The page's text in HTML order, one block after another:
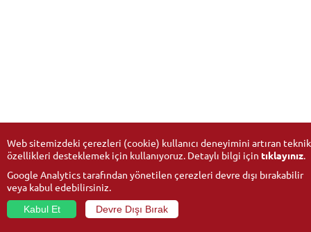
Web sitemizdeki çerezleri (cookie) kullanıcı deneyimini artıran teknik
özellikleri desteklemek için kullanıyoruz. Detaylı bilgi için tıklayınız.
Google Analytics tarafından yönetilen çerezleri devre dışı bırakabilir
veya kabul edebilirsiniz.
Kabul Et
Devre Dışı Bırak
© 2026Anadolu University- All rights reserved.